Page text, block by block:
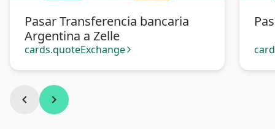
Pasar Transferencia bancaria
Argentina a Zelle
cards.quoteExchange arrow_forward_ios
chevron_left chevron_right